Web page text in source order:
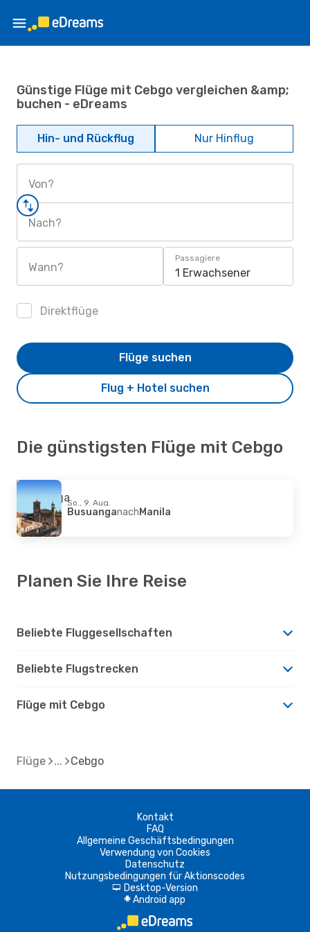
Günstige Flüge mit Cebgo vergleichen &amp;
buchen - eDreams
Hin- und Rückflug Nur Hinflug
Von?
Nach?
Wann?
Passagiere
1 Erwachsener
Direktflüge
Flug + Hotel suchen
Flüge suchen
Die günstigsten Flüge mit Cebgo
So., 9. Aug.
BusuanganachManila
Planen Sie Ihre Reise
Beliebte Fluggesellschaften
Beliebte Flugstrecken
Flüge mit Cebgo
Flüge Cebgo
Kontakt
FAQ
Allgemeine Geschäftsbedingungen
Verwendung von Cookies
Datenschutz
Nutzungsbedingungen für Aktionscodes
d Desktop-Version
A Android app